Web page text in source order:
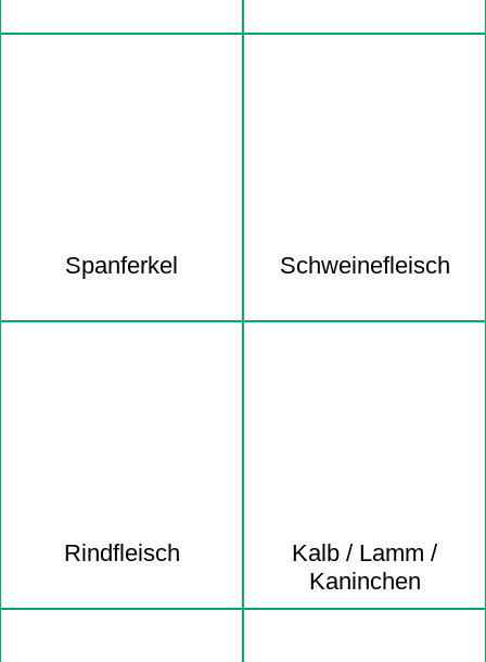
Spanferkel Schweine­fleisch
Rindfleisch
Kalb / Lamm /
Kaninchen